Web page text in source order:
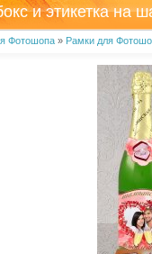
и этикетка на
Фотошопа » Рамки для